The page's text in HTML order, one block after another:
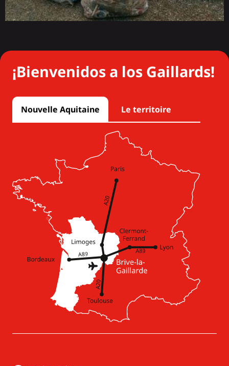
¡Bienvenidos a los Gaillards!
Nouvelle Aquitaine Le territoire